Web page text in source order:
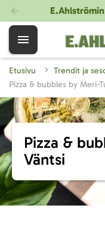
Etusivu
Trendit ja
Pizza & bubbles by Meri-
Pizza &
Väntsi